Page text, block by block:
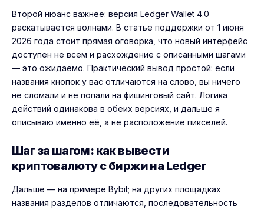
Второй нюанс важнее: версия Ledger Wallet 4.0
раскатывается волнами. В статье поддержки от 1 июня
2026 года стоит прямая оговорка, что новый интерфейс
доступен не всем и расхождение с описанными шагами
— это ожидаемо. Практический вывод простой: если
названия кнопок у вас отличаются на слово, вы ничего
не сломали и не попали на фишинговый сайт. Логика
действий одинакова в обеих версиях, и дальше я
описываю именно её, а не расположение пикселей.
Шаг за шагом: как вывести
криптовалюту с биржи на Ledger
Дальше — на примере Bybit; на других площадках
названия разделов отличаются, последовательность